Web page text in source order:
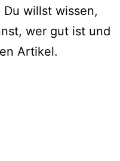
willst wissen,
wer gut ist und
Artikel.